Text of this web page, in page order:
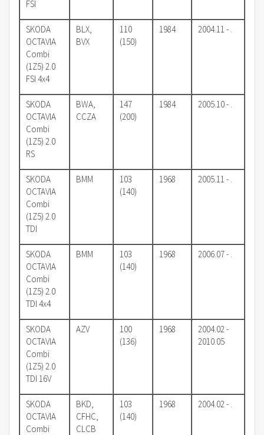
FSI
SKODA
OCTAVIA
Combi
(1Z5) 2.0
FSI 4x4
BLX,
BVX
110
(150)
1984 2004.11 - .
SKODA
OCTAVIA
Combi
(1Z5) 2.0
RS
BWA,
CCZA
147
(200)
1984 2005.10 - .
SKODA
OCTAVIA
Combi
(1Z5) 2.0
TDI
BMM
103
(140)
1968 2005.11 - .
SKODA
OCTAVIA
Combi
(1Z5) 2.0
TDI 4x4
BMM
103
(140)
1968 2006.07 - .
SKODA
OCTAVIA
Combi
(1Z5) 2.0
TDI 16V
AZV
100
(136)
1968
2004.02 -
2010.05
SKODA
OCTAVIA
Combi
BKD,
CFHC,
CLCB
103
(140)
1968 2004.02 - .